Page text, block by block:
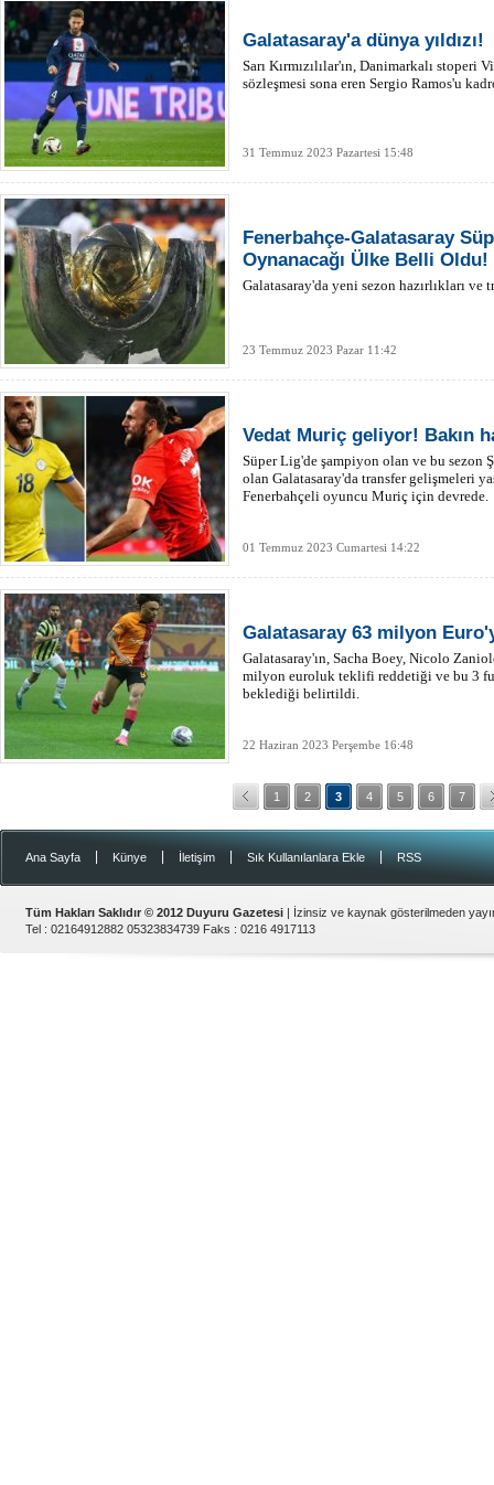
Galatasaray'a dünya yıldızı!
Sarı Kırmızılılar'ın, Danimarkalı stoperi
sözleşmesi sona eren Sergio Ramos'u
31 Temmuz 2023 Pazartesi 15:48
Fenerbahçe-Galatasaray
Oynanacağı Ülke Belli Oldu!
Galatasaray'da yeni sezon hazırlıkları ve
23 Temmuz 2023 Pazar 11:42
Vedat Muriç geliyor! Bakın
Süper Lig'de şampiyon olan ve bu sezon
olan Galatasaray'da transfer gelişmeleri
Fenerbahçeli oyuncu Muriç için devrede.
01 Temmuz 2023 Cumartesi 14:22
Galatasaray 63 milyon
Galatasaray'ın, Sacha Boey, Nicolo
milyon euroluk teklifi reddetiği ve bu 3
beklediği belirtildi.
22 Haziran 2023 Perşembe 16:48
1 2 3 4 5 6 7
Ana Sayfa Künye İletişim Sık Kullanılanlara Ekle | RSS
Tüm Hakları Saklıdır © 2012 Duyuru Gazetesi | İzinsiz ve kaynak gösterilmeden
Tel : 02164912882 05323834739 Faks : 0216 4917113